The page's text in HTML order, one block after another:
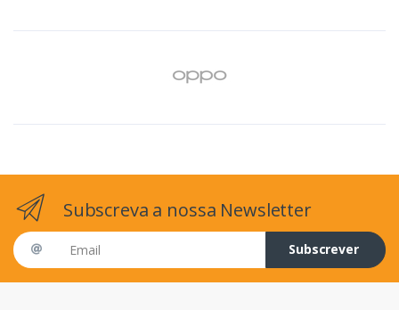
Subscreva a nossa Newsletter
Email address
Subscrever